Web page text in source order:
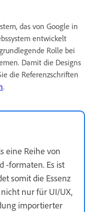
das von Google in
entwickelt
Rolle bei
Damit die Designs
die Referenzschriften
.
eine Reihe von
-formaten. Es ist
somit die Essenz
nur für UI/UX,
importierter